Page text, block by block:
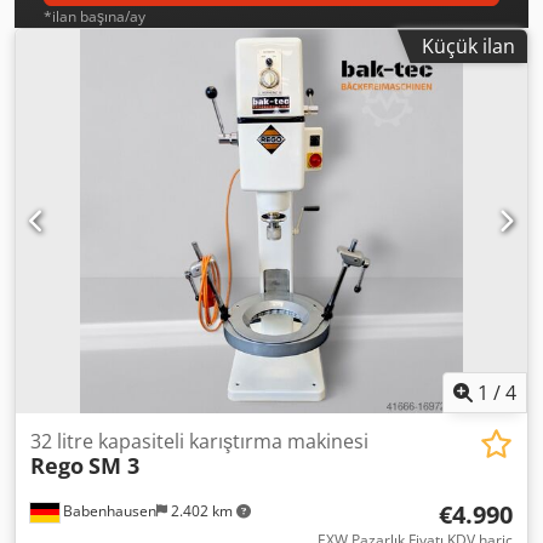
*ilan başına/ay
Küçük ilan
1 /4
Babenhausen 2.402 km
32 litre kapasiteli karıştırma makinesi
RegoSM 3
€4.990